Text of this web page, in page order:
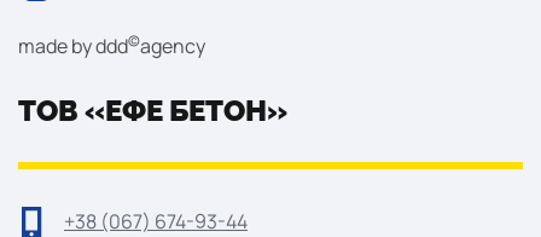
ТОВ «ЕФЕ БЕТОН»
+38 (067) 674-93-44
made byddd©agency